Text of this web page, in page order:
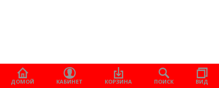
ДОМОЙ КАБИНЕТ КОРЗИНА ПОИСК ВИД